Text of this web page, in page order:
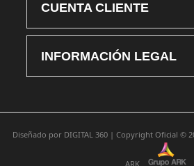
CUENTA CLIENTE
INFORMACIÓN LEGAL
Diseñado por DIGITAL 360 | Copyright Oficial ©
ARK